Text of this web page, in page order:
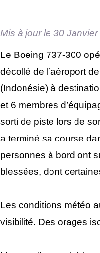
Mis à jour le30 Janvier
Le Boeing 737-300
décollé de l’aéroport
(Indonésie) à
et 6 membres
sorti de piste lors de
a terminé sa course
personnes à bord ont
blessées, dont
Les conditions météo
visibilité. Des orages